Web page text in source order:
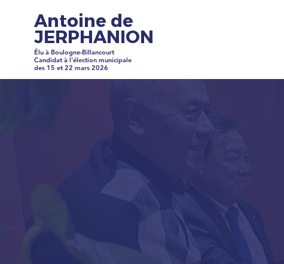
Antoine de
JERPHANION
Élu à Boulogne-Billancourt
Candidat à l'élection municipale
des 15 et 22 mars 2026